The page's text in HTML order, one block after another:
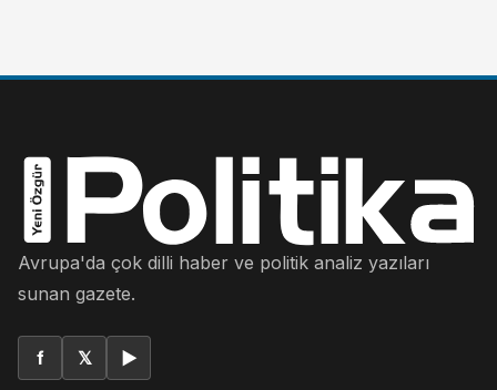
Avrupa'da çok dilli haber ve politik analiz yazıları
sunan gazete.
f 𝕏 ▶